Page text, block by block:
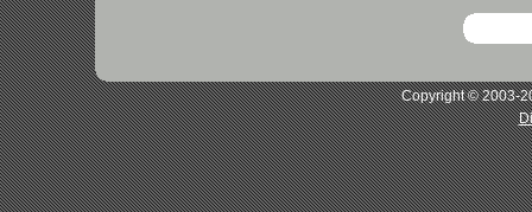
Copyright © 2003-